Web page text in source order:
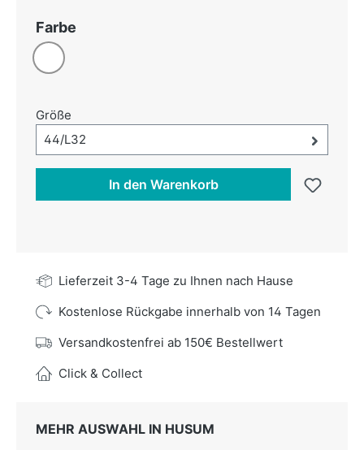
Farbe
Weiß
Größe
Größe-Auswahl öffnen, aktuell ausgewählt:
44/L32
In den Warenkorb
Lieferzeit 3-4 Tage zu Ihnen nach Hause
Kostenlose Rückgabe innerhalb von 14 Tagen
Versandkostenfrei ab 150€ Bestellwert
Click & Collect
MEHR AUSWAHL IN HUSUM